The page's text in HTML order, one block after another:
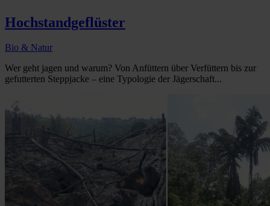
Hochstandgeflüster
Bio & Natur
Wer geht jagen und warum? Von Anfüttern über Verfüttern bis zur
gefutterten Steppjacke – eine Typologie der Jägerschaft...